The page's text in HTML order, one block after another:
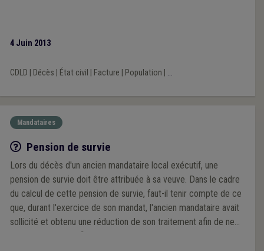
4 Juin 2013
CDLD Décès État civil Facture Population ...
Mandataires
Q/R
Pension de survie
Lors du décès d'un ancien mandataire local exécutif, une
pension de survie doit être attribuée à sa veuve. Dans le cadre
du calcul de cette pension de survie, faut-il tenir compte de ce
que, durant l'exercice de son mandat, l'ancien mandataire avait
sollicité et obtenu une réduction de son traitement afin de ne
pas perdre le bénéfice de la pension issue de son autre activité